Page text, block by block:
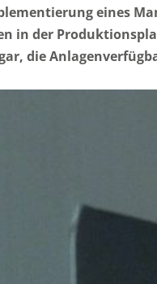
eines
in der
die